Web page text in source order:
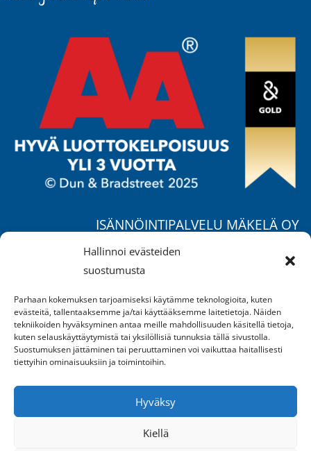
Hallinnoi evästeiden
suostumusta
Parhaan kokemuksen tarjoamiseksi käytämme teknologioita, kuten
evästeitä, tallentaaksemme ja/tai käyttääksemme laitetietoja. Näiden
tekniikoiden hyväksyminen antaa meille mahdollisuuden käsitellä tietoja,
kuten selauskäyttäytymistä tai yksilöllisiä tunnuksia tällä sivustolla.
Suostumuksen jättäminen tai peruuttaminen voi vaikuttaa haitallisesti
tiettyihin ominaisuuksiin ja toimintoihin.
Hyväksy
Kiellä
ISÄNNÖINTIPALVELU MÄKELÄ OY
04400 Järvenpää
Puh.050 370 4777/ Jukka
Puh.040 658 2549/ Suvi
mika.makela@ipm.fi
Ma-pe klo 9-16
sekä sopimuksen mukaan